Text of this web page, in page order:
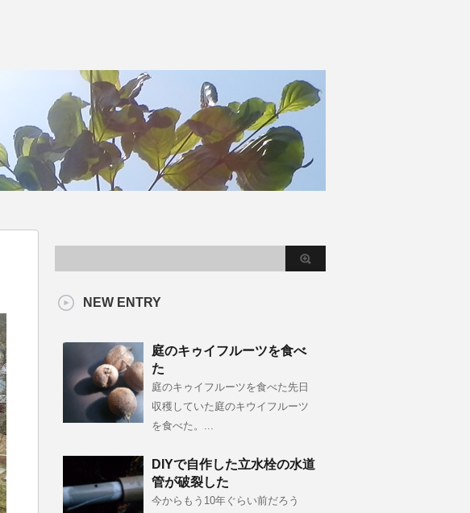
NEW ENTRY
庭のキゥイフルーツを食べ
た
庭のキゥイフルーツを食べた先日
収穫していた庭のキウイフルーツ
を食べた。...
DIYで自作した立水栓の水道
管が破裂した
今からもう10年ぐらい前だろう